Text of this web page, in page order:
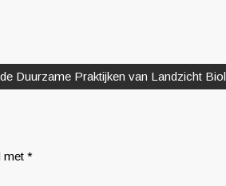
Duurzame Praktijken van Landzicht
met *